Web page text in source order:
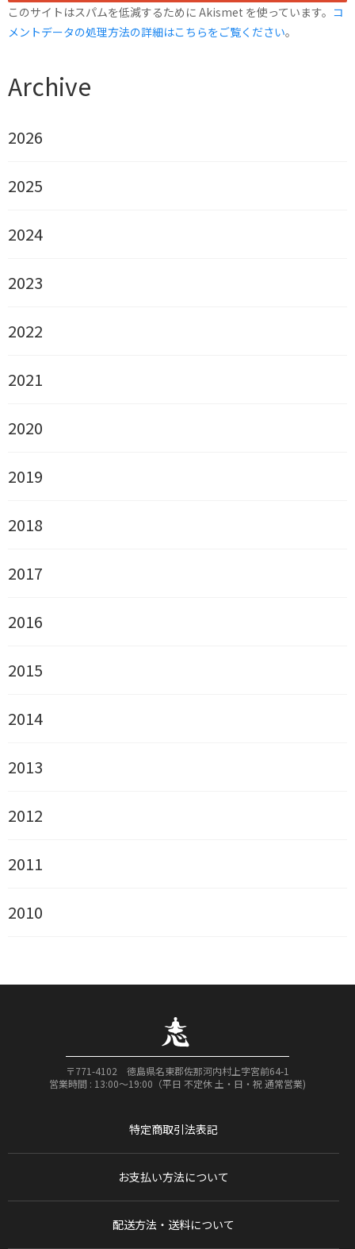
このサイトはスパムを低減するために Akismet を使っています。 コ
メントデータの処理方法の詳細はこちらをご覧ください。
Archive
2026
2025
2024
2023
2022
2021
2020
2019
2018
2017
2016
2015
2014
2013
2012
2011
2010
〒771-4102 徳島県名東郡佐那河内村上字宮前64-1
営業時間 : 13:00〜19:00（平日 不定休 土・日・祝 通常営業)
特定商取引法表記
お支払い方法について
配送方法・送料について